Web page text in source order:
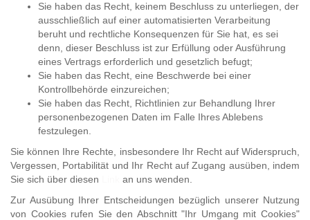
Sie haben das Recht, keinem Beschluss zu unterliegen, der
ausschließlich auf einer automatisierten Verarbeitung
beruht und rechtliche Konsequenzen für Sie hat, es sei
denn, dieser Beschluss ist zur Erfüllung oder Ausführung
eines Vertrags erforderlich und gesetzlich befugt;
Sie haben das Recht, eine Beschwerde bei einer
Kontrollbehörde einzureichen;
Sie haben das Recht, Richtlinien zur Behandlung Ihrer
personenbezogenen Daten im Falle Ihres Ablebens
festzulegen.
Sie können Ihre Rechte, insbesondere Ihr Recht auf Widerspruch,
Vergessen, Portabilität und Ihr Recht auf Zugang ausüben, indem
Sie sich über diesen
an uns wenden.
Zur Ausübung Ihrer Entscheidungen bezüglich unserer Nutzung
von Cookies rufen Sie den Abschnitt "Ihr Umgang mit Cookies"